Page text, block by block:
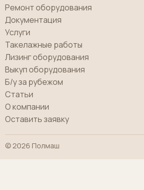
Ремонт оборудования
Документация
Услуги
Такелажные работы
Лизинг оборудования
Выкуп оборудования
Б/у за рубежом
Статьи
О компании
Оставить заявку
© 2026 Полмаш